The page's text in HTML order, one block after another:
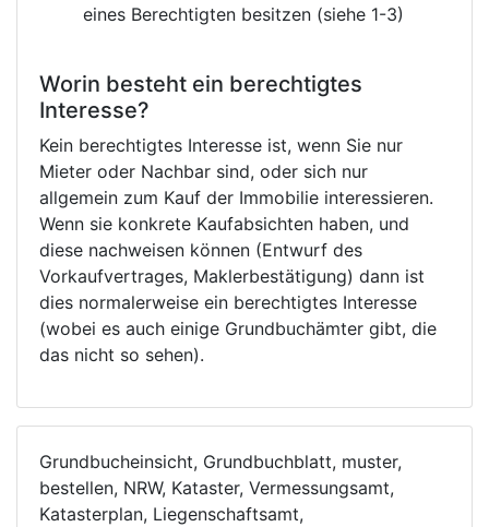
eines Berechtigten besitzen (siehe 1-3)
Worin besteht ein berechtigtes
Interesse?
Kein berechtigtes Interesse ist, wenn Sie nur
Mieter oder Nachbar sind, oder sich nur
allgemein zum Kauf der Immobilie interessieren.
Wenn sie konkrete Kaufabsichten haben, und
diese nachweisen können (Entwurf des
Vorkaufvertrages, Maklerbestätigung) dann ist
dies normalerweise ein berechtigtes Interesse
(wobei es auch einige Grundbuchämter gibt, die
das nicht so sehen).
Grundbucheinsicht, Grundbuchblatt, muster,
bestellen, NRW, Kataster, Vermessungsamt,
Katasterplan, Liegenschaftsamt,